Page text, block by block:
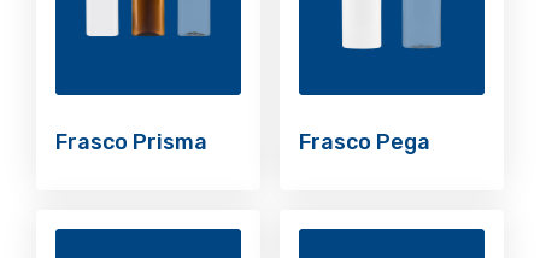
Frasco Prisma Frasco Pega